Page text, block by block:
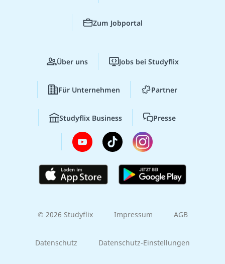
Zum Jobportal
Über uns Jobs bei Studyflix
Für Unternehmen Partner
Studyflix Business Presse
© 2026 Studyflix Impressum AGB
Datenschutz Datenschutz-Einstellungen